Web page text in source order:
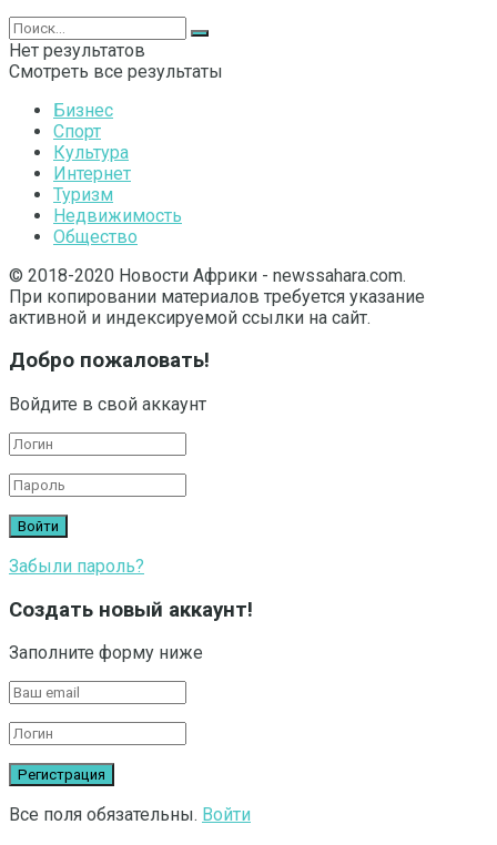
Нет результатов
Смотреть все результаты
Бизнес
Спорт
Культура
Интернет
Туризм
Недвижимость
Общество
© 2018-2020 Новости Африки - newssahara.com.
При копировании материалов требуется указание
активной и индексируемой ссылки на сайт.
Добро пожаловать!
Войдите в свой аккаунт
Забыли пароль?
Создать новый аккаунт!
Заполните форму ниже
Все поля обязательны. Войти